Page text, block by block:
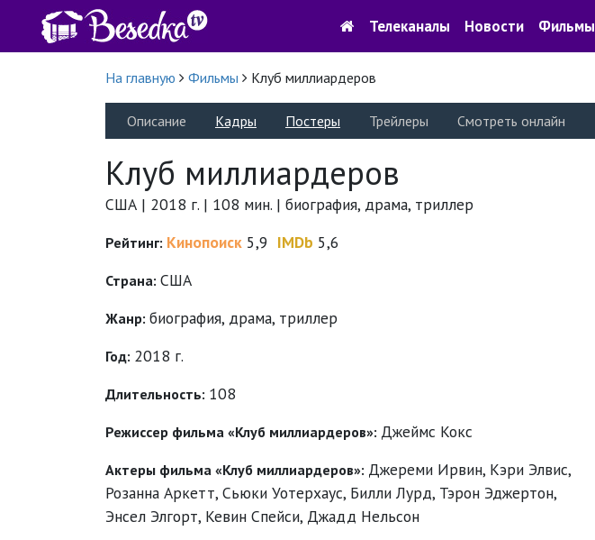
Телеканалы Новости Фильмы
На главную Фильмы Клуб миллиардеров
Описание Кадры Постеры Трейлеры Смотреть онлайн
Клуб миллиардеров
США | 2018 г. | 108 мин. | биография, драма, триллер
Рейтинг: Кинопоиск 5,9 IMDb 5,6
Страна: США
Жанр: биография, драма, триллер
Год: 2018 г.
Длительность: 108
Режиссер фильма «Клуб миллиардеров»: Джеймс Кокс
Актеры фильма «Клуб миллиардеров»: Джереми Ирвин, Кэри Элвис,
Розанна Аркетт, Сьюки Уотерхаус, Билли Лурд, Тэрон Эджертон,
Энсел Элгорт, Кевин Спейси, Джадд Нельсон